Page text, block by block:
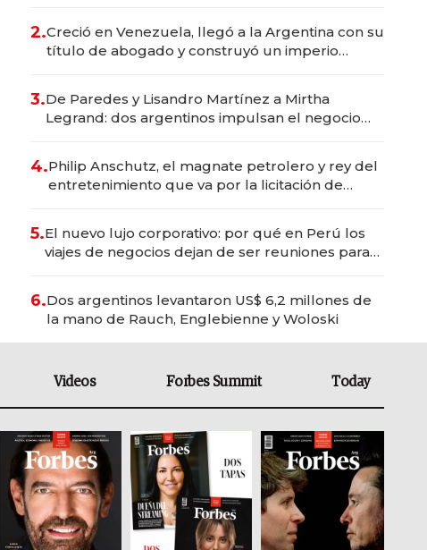
2.Creció en Venezuela, llegó a la Argentina con su
título de abogado y construyó un imperio
3.De Paredes y Lisandro Martínez a Mirtha
Legrand: dos argentinos impulsan el negocio
4.Philip Anschutz, el magnate petrolero y rey del
entretenimiento que va por la licitación de
5.El nuevo lujo corporativo: por qué en Perú los
viajes de negocios dejan de ser reuniones para
6.Dos argentinos levantaron US$ 6,2 millones de
la mano de Rauch, Englebienne y Woloski
Videos Forbes Summit Today